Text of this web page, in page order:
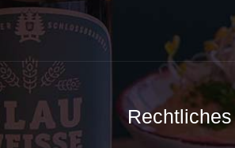
Rechtliches